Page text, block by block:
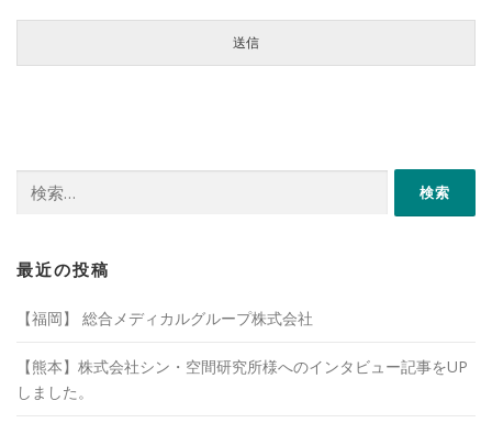
送信
索:
最近の投稿
【福岡】 総合メディカルグループ株式会社
【熊本】株式会社シン・空間研究所様へのインタビュー記事をUP
しました。